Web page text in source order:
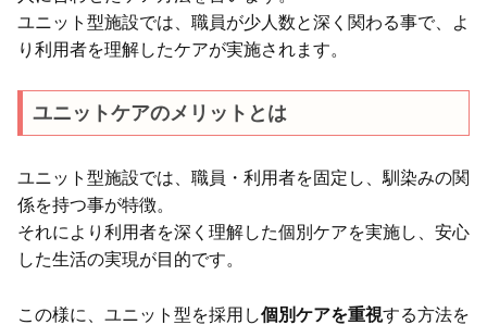
ユニット型施設では、職員が少人数と深く関わる事で、よ
り利用者を理解したケアが実施されます。
ユニットケアのメリットとは
ユニット型施設では、職員・利用者を固定し、馴染みの関
係を持つ事が特徴。
それにより利用者を深く理解した個別ケアを実施し、安心
した生活の実現が目的です。
この様に、ユニット型を採用し個別ケアを重視する方法を